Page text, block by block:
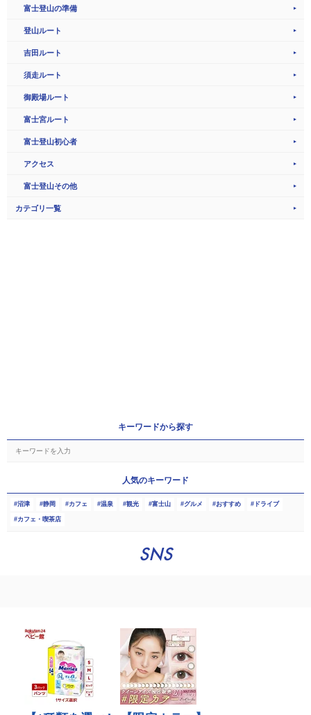
富士登山の準備
登山ルート
吉田ルート
須走ルート
御殿場ルート
富士宮ルート
富士登山初心者
アクセス
富士登山その他
カテゴリ一覧
キーワードから探す
人気のキーワード
沼津 静岡 カフェ 温泉 観光 富士山 グルメ おすすめ ドライブ
カフェ・喫茶店
SNS